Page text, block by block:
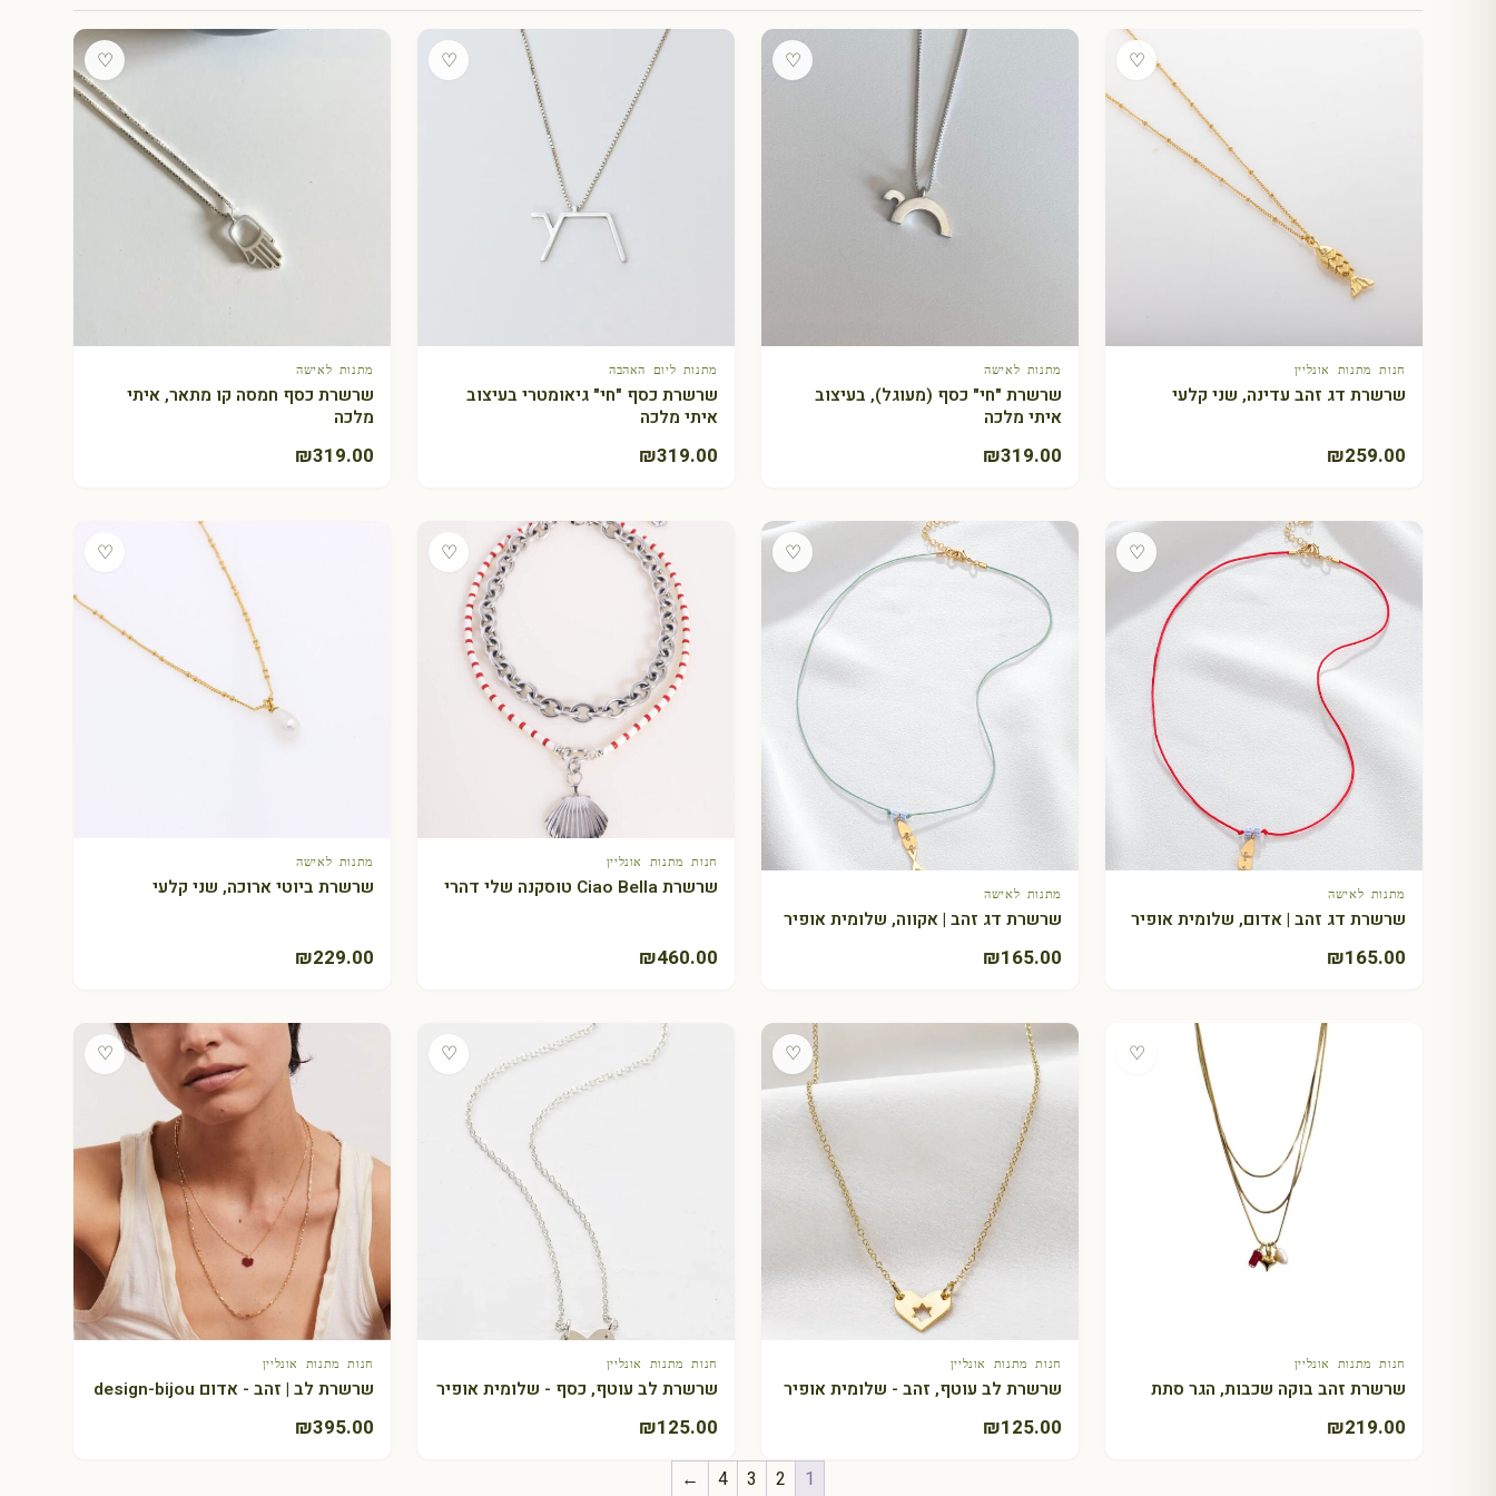
♡
+ הוספה לסלחנות מתנות אונליין
שרשרת דג זהב עדינה, שני קלעי
₪259.00
♡
מתנות לאישה
שרשרת "חי" כסף (מעוגל), בעיצוב
איתי מלכה
₪319.00
♡
+ הוספה לסלמתנות ליום האהבה
שרשרת כסף "חי" גיאומטרי בעיצוב
איתי מלכה
₪319.00
♡
מתנות לאישה
שרשרת כסף חמסה קו מתאר, איתי
מלכה
₪319.00
♡
מתנות לאישה
שרשרת דג זהב | אדום, שלומית אופיר
₪165.00
♡
מתנות לאישה
שרשרת דג זהב | אקווה, שלומית אופיר
₪165.00
♡
+ הוספה לסלחנות מתנות אונליין
שרשרת Ciao Bella טוסקנה שלי דהרי
₪460.00
♡
מתנות לאישה
שרשרת ביוטי ארוכה, שני קלעי
₪229.00
♡
+ הוספה לסלחנות מתנות אונליין
שרשרת זהב בוקה שכבות, הגר סתת
₪219.00
♡
+ הוספה לסלחנות מתנות אונליין
שרשרת לב עוטף, זהב - שלומית אופיר
₪125.00
♡
+ הוספה לסלחנות מתנות אונליין
שרשרת לב עוטף, כסף - שלומית אופיר
₪125.00
♡
+ הוספה לסלחנות מתנות אונליין
שרשרת לב | זהב - אדום design-bijou
₪395.00
1
2
3
4
←